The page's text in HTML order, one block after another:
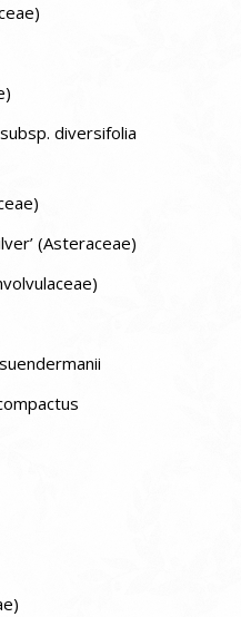
diversifolia
(Asteraceae)
bossieri subsp. compactus